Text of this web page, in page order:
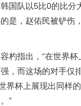
国队以5比0的比分
是，赵佑民被铲伤
指出，“在世界杯
，而这场的对手仅
界杯上展现出同样
”